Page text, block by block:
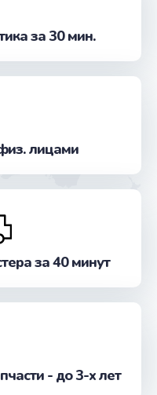
карты
за 30 мин.
лицами
за 40 минут
- до 3-х лет